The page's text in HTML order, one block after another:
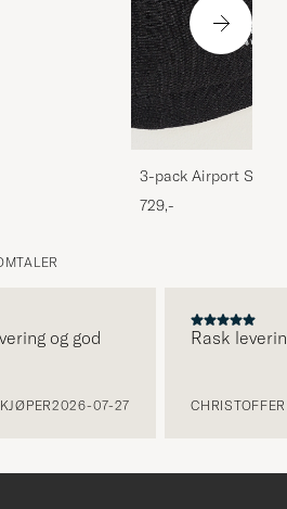
3-pack Airport
Melange
729,-
og god
KJØPER2026-07-27
Rask